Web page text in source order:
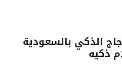
الذكي بالسعودية
ذكيه